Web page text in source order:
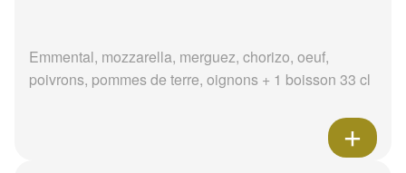
Emmental, mozzarella, merguez, chorizo, oeuf,
poivrons, pommes de terre, oignons + 1 boisson 33 cl